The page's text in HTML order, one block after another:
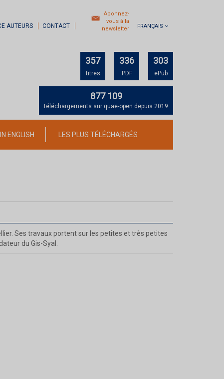
AUTEURS CONTACT
Abonnez-
vous à la
newsletter
FRANÇAIS
357
titres
336
PDF
303
ePub
877 109
téléchargements sur quae-open depuis 2019
ENGLISH LES PLUS TÉLÉCHARGÉS
Ses travaux portent sur les petites et très petites
du Gis-Syal.